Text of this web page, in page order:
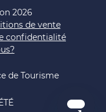
2026
de vente
confidentialité
de Tourisme